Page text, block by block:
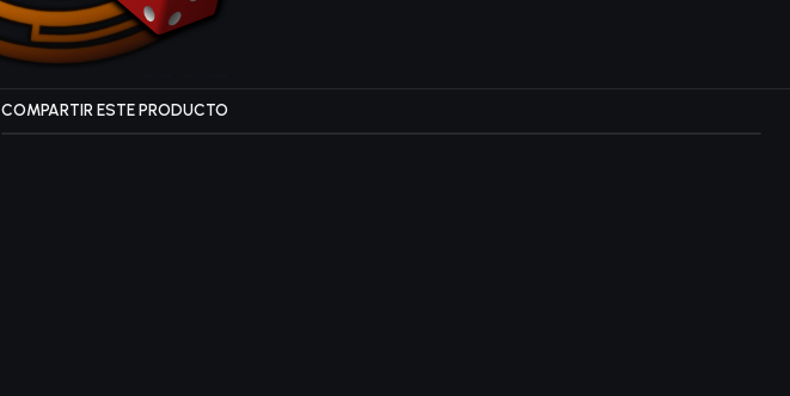
|
Mostrar stock de ubicaciones
COMPARTIR ESTE PRODUCTO